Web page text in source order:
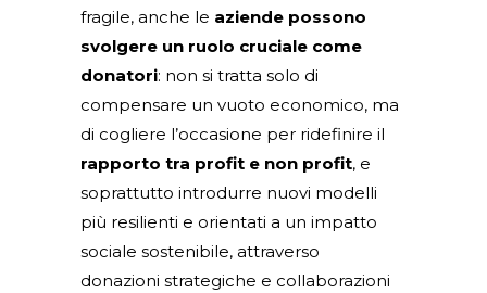
fragile, anche le aziende possono
svolgere un ruolo cruciale come
donatori: non si tratta solo di
compensare un vuoto economico, ma
di cogliere l’occasione per ridefinire il
rapporto tra profit e non profit, e
soprattutto introdurre nuovi modelli
più resilienti e orientati a un impatto
sociale sostenibile, attraverso
donazioni strategiche e collaborazioni